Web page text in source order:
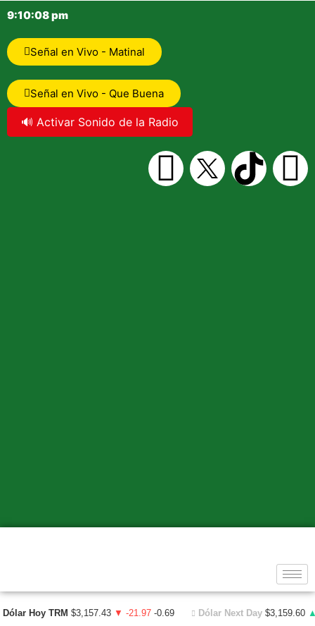
9:10:08 pm
Señal en Vivo - Matinal
Señal en Vivo - Que Buena
🔊 Activar Sonido de la Radio
Dólar Hoy TRM $3,157.43 ▼ -21.97 -0.69 Dólar Next Day $3,159.60